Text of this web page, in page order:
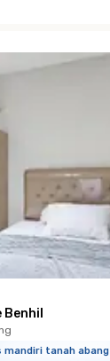
mandiri tanah abang